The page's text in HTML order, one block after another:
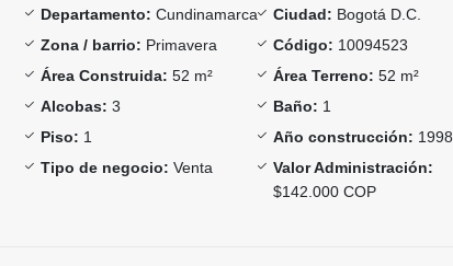
Departamento: Cundinamarca Ciudad: Bogotá D.C.
Zona / barrio: Primavera Código: 10094523
Área Construida: 52 m² Área Terreno: 52 m²
Alcobas: 3 Baño: 1
Piso: 1 Año construcción: 1998
Tipo de negocio: Venta
Valor Administración:
$142.000 COP